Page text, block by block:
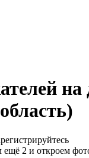
ещё 2 и откроем